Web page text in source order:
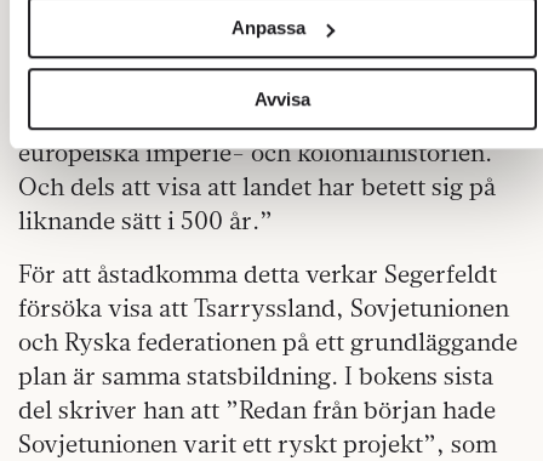
sociala medier och analysera vår trafik. Vi vidarebefordrar
även sådana identifierare och annan information från din
enhet till de sociala medier och annons- och analysföretag
som vi samarbetar med. Dessa kan i sin tur kombinera
informationen med annan information som du har
tillhandahållit eller som de har samlat in när du har använt
deras tjänster.
du göra dethär.
Anpassa
Avvisa
rysk, sovjetisk och ukrainsk historia. Syftet
är enligt författaren tredubbelt: ”Dels att
klargöra att Ukraina inte är en del av
Ryssland. Dels att skriva in Ryssland i den
europeiska imperie- och kolonialhistorien.
Och dels att visa att landet har betett sig på
liknande sätt i 500 år.”
För att åstadkomma detta verkar Segerfeldt
försöka visa att Tsarryssland, Sovjetunionen
och Ryska federationen på ett grundläggande
plan är samma statsbildning. I bokens sista
del skriver han att ”Redan från början hade
Sovjetunionen varit ett ryskt projekt”, som